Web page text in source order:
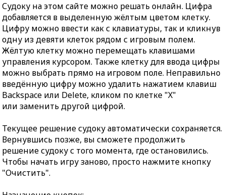
Судоку на этом сайте можно решать онлайн. Цифра
добавляется в выделенную жёлтым цветом клетку.
Цифру можно ввести как с клавиатуры, так и кликнув
одну из девяти клеток рядом с игровым полем.
Жёлтую клетку можно перемещать клавишами
управления курсором. Также клетку для ввода цифры
можно выбрать прямо на игровом поле. Неправильно
введённую цифру можно удалить нажатием клавиш
Backspace или Delete, кликом по клетке "X"
или заменить другой цифрой.
Текущее решение судоку автоматически сохраняется.
Вернувшись позже, вы сможете продолжить
решение судоку с того момента, где остановились.
Чтобы начать игру заново, просто нажмите кнопку
"Очистить".